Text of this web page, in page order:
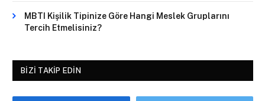
MBTI Kişilik Tipinize Göre Hangi Meslek Gruplarını
Tercih Etmelisiniz?
BIZI TAKIP EDIN